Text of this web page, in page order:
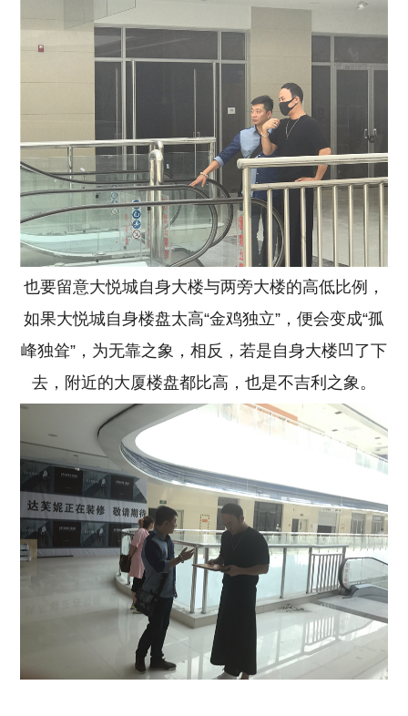
也要留意大悦城自身大楼与两旁大楼的高低比例，
如果大悦城自身楼盘太高“金鸡独立”，便会变成“孤
峰独耸”，为无靠之象，相反，若是自身大楼凹了下
去，附近的大厦楼盘都比高，也是不吉利之象。